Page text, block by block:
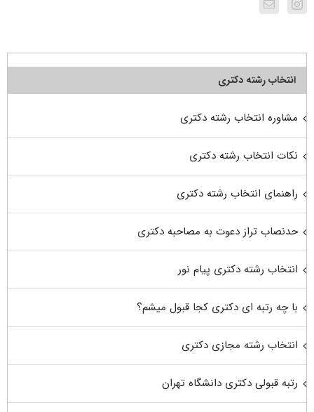
انتخاب رشته دکتری
مشاوره انتخاب رشته دکتری
نکات انتخاب رشته دکتری
راهنمای انتخاب رشته دکتری
حدنصاب تراز دعوت به مصاحبه دکتری
انتخاب رشته دکتری پیام نور
با چه رتبه ای دکتری کجا قبول میشم؟
انتخاب رشته مجازی دکتری
رتبه قبولی دکتری دانشگاه تهران